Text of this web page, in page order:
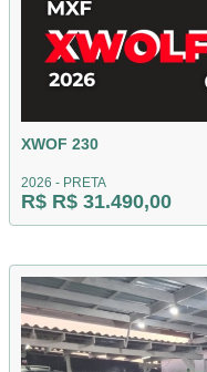
XWOF 230
2026 - PRETA
R$ R$ 31.490,00